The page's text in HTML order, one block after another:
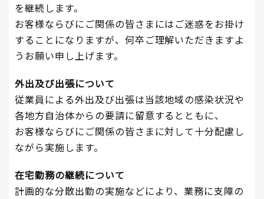
を継続します。
お客様ならびにご関係の皆さまにはご迷惑をお掛け
することになりますが、何卒ご理解いただきますよ
うお願い申し上げます。
外出及び出張について
従業員による外出及び出張は当該地域の感染状況や
各地方自治体からの要請に留意するとともに、
お客様ならびにご関係の皆さまに対して十分配慮し
ながら実施します。
在宅勤務の継続について
計画的な分散出勤の実施などにより、業務に支障の